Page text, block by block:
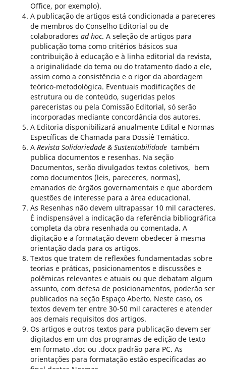
Office, por exemplo).
A publicação de artigos está condicionada a pareceres
de membros do Conselho Editorial ou de
colaboradores ad hoc. A seleção de artigos para
publicação toma como critérios básicos sua
contribuição à educação e à linha editorial da revista,
a originalidade do tema ou do tratamento dado a ele,
assim como a consistência e o rigor da abordagem
teórico-metodológica. Eventuais modificações de
estrutura ou de conteúdo, sugeridas pelos
pareceristas ou pela Comissão Editorial, só serão
incorporadas mediante concordância dos autores.
A Editoria disponibilizará anualmente Edital e Normas
Específicas de Chamada para Dossiê Temático.
A Revista Solidariedade & Sustentabilidade também
publica documentos e resenhas. Na seção
Documentos, serão divulgados textos coletivos, bem
como documentos (leis, pareceres, normas),
emanados de órgãos governamentais e que abordem
questões de interesse para a área educacional.
As Resenhas não devem ultrapassar 10 mil caracteres.
É indispensável a indicação da referência bibliográfica
completa da obra resenhada ou comentada. A
digitação e a formatação devem obedecer à mesma
orientação dada para os artigos.
Textos que tratem de reflexões fundamentadas sobre
teorias e práticas, posicionamentos e discussões e
polêmicas relevantes e atuais ou que debatam algum
assunto, com defesa de posicionamentos, poderão ser
publicados na seção Espaço Aberto. Neste caso, os
textos devem ter entre 30-50 mil caracteres e atender
aos demais requisitos dos artigos.
Os artigos e outros textos para publicação devem ser
digitados em um dos programas de edição de texto
em formato .doc ou .docx padrão para PC. As
orientações para formatação estão especificadas ao